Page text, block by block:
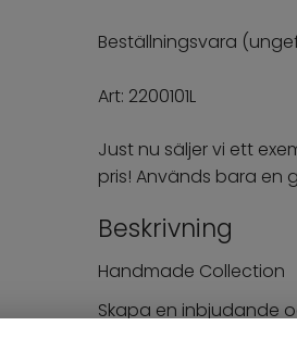
Beställningsvara
Art: 2200101L
Just nu säljer vi ett
pris! Används bara en
Beskrivning
Handmade Collection
Skapa en inbjudande
mjuka och glänsande